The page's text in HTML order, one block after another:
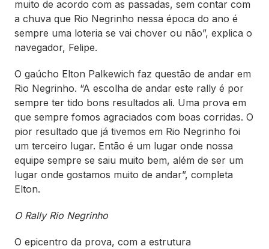
muito de acordo com as passadas, sem contar com
a chuva que Rio Negrinho nessa época do ano é
sempre uma loteria se vai chover ou não”, explica o
navegador, Felipe.
O gaúcho Elton Palkewich faz questão de andar em
Rio Negrinho. “A escolha de andar este rally é por
sempre ter tido bons resultados ali. Uma prova em
que sempre fomos agraciados com boas corridas. O
pior resultado que já tivemos em Rio Negrinho foi
um terceiro lugar. Então é um lugar onde nossa
equipe sempre se saiu muito bem, além de ser um
lugar onde gostamos muito de andar”, completa
Elton.
O Rally Rio Negrinho
O epicentro da prova, com a estrutura